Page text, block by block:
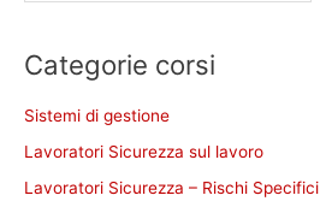
Categorie corsi
Sistemi di gestione
Lavoratori Sicurezza sul lavoro
Lavoratori Sicurezza – Rischi Specifici